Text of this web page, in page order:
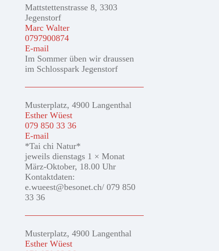
Mattstettenstrasse 8, 3303
Jegenstorf
Marc Walter
0797900874
E-mail
Im Sommer üben wir draussen
im Schlosspark Jegenstorf
Musterplatz, 4900 Langenthal
Esther Wüest
079 850 33 36
E-mail
*Tai chi Natur*
jeweils dienstags 1 × Monat
März-Oktober, 18.00 Uhr
Kontaktdaten:
e.wueest@besonet.ch/ 079 850
33 36
Musterplatz, 4900 Langenthal
Esther Wüest